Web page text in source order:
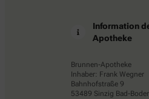
Information
Apotheke
Brunnen-Apotheke
Inhaber: Frank Wegner
Bahnhofstraße 9
53489 Sinzig Bad-